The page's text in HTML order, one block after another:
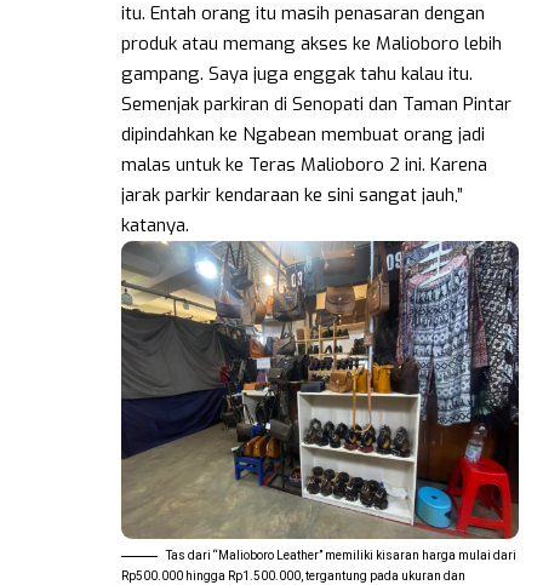
itu. Entah orang itu masih penasaran dengan
produk atau memang akses ke Malioboro lebih
gampang. Saya juga enggak tahu kalau itu.
Semenjak parkiran di Senopati dan Taman Pintar
dipindahkan ke Ngabean membuat orang jadi
malas untuk ke Teras Malioboro 2 ini. Karena
jarak parkir kendaraan ke sini sangat jauh,”
katanya.
Tas dari “Malioboro Leather” memiliki kisaran harga mulai dari
Rp500.000 hingga Rp1.500.000, tergantung pada ukuran dan